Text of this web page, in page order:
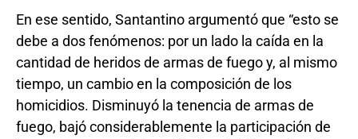
En ese sentido, Santantino argumentó que “esto se
debe a dos fenómenos: por un lado la caída en la
cantidad de heridos de armas de fuego y, al mismo
tiempo, un cambio en la composición de los
homicidios. Disminuyó la tenencia de armas de
fuego, bajó considerablemente la participación de